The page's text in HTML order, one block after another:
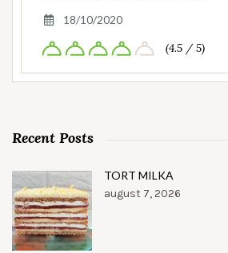
18/10/2020
(4.5 / 5)
Recent Posts
TORT MILKA
august 7, 2026